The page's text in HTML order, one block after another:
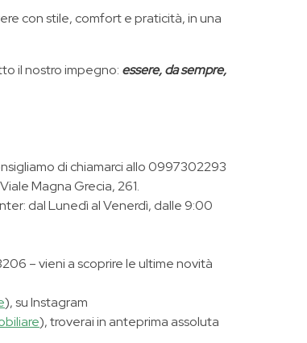
con stile, comfort e praticità, in una
il nostro impegno: essere, da sempre,
di chiamarci allo 0997302293
Magna Grecia, 261.
dal Lunedì al Venerdì, dalle 9:00
– vieni a scoprire le ultime novità
), su Instagram
), troverai in anteprima assoluta